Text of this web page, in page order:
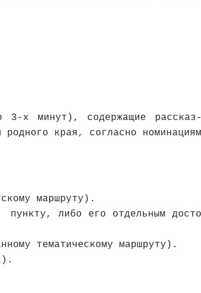
3-х минут), содержащие
края, согласно
маршруту).
либо его отдельным
тематическому маршруту).